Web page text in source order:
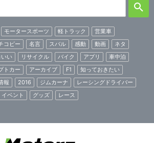
モータースポーツ 軽トラック
営業車
コピー 名言 スバル 感動 動画
ネタ
いい リサイクル バイク アプリ
車中泊
トカー アーカイブ F1
知っておきたい
報 2016 ジムカーナ
レーシングドライバー
イベント グッズ レース